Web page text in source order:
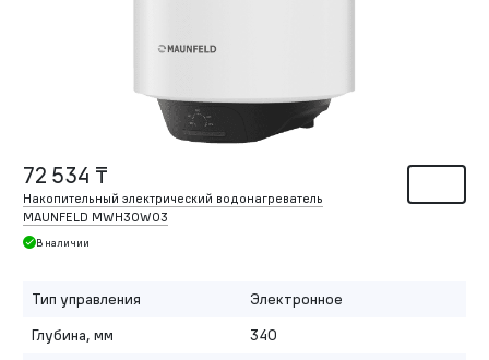
72 534 ₸
Накопительный электрический водонагреватель
MAUNFELD MWH30W03
В наличии
Тип управления
Электронное
Глубина, мм
340